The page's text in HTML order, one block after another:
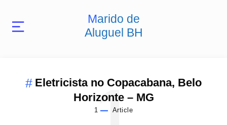
Marido de
Aluguel BH
Eletricista no Copacabana, Belo
Horizonte – MG
1 Article